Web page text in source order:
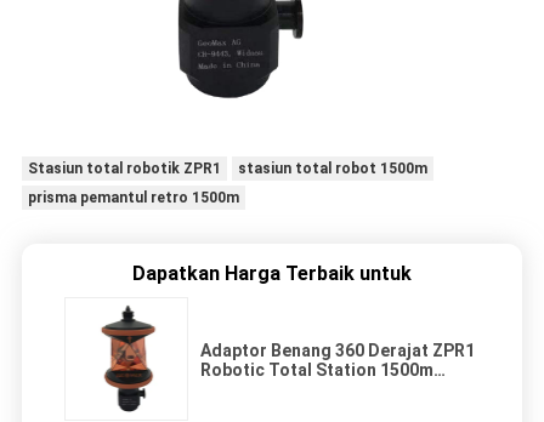
Stasiun total robotik ZPR1
stasiun total robot 1500m
prisma pemantul retro 1500m
Dapatkan Harga Terbaik untuk
Adaptor Benang 360 Derajat ZPR1
Robotic Total Station 1500m